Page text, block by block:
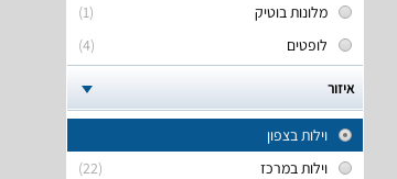
(1)
מלונות בוטיק
(4)
לופטים
איזור
וילות בצפון
(22)
וילות במרכז